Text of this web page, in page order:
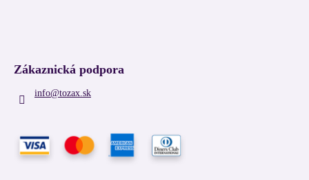
Zákaznická podpora
info@tozax.sk